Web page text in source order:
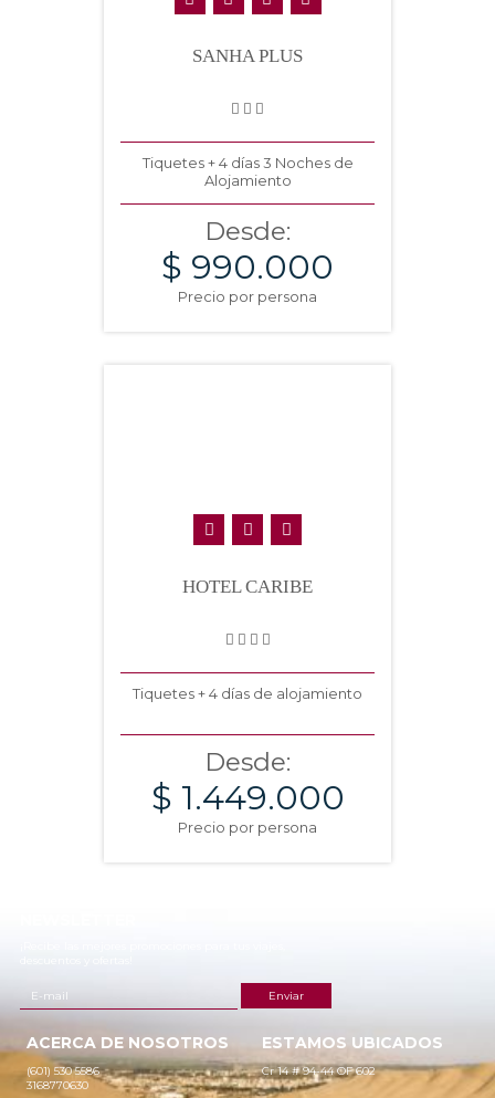
SANHA PLUS
Tiquetes + 4 días 3 Noches de
Alojamiento
Desde:
$ 990.000
Precio por persona
HOTEL CARIBE
Tiquetes + 4 días de alojamiento
Desde:
$ 1.449.000
Precio por persona
ACERCA DE NOSOTROS
(601) 530 5586
3168770630
ESTAMOS UBICADOS
Cr 14 # 94-44 OF 602